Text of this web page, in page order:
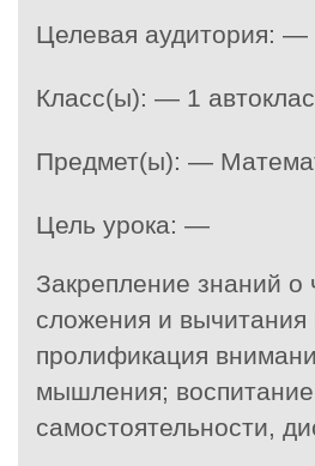
Целевая аудитория: —
Класс(ы): — 1
Предмет(ы): —
Цель урока: —
Закрепление знаний о
сложения и вычитания
пролификация
мышления;
самостоятельности,